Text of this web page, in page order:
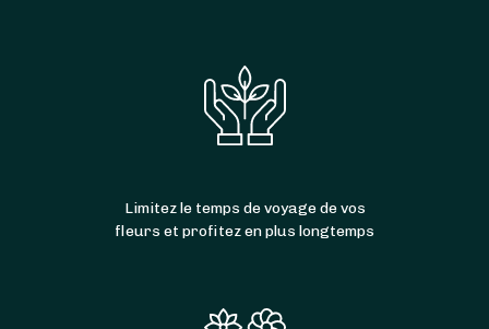
Limitez le temps de voyage de vos
fleurs et profitez en plus longtemps